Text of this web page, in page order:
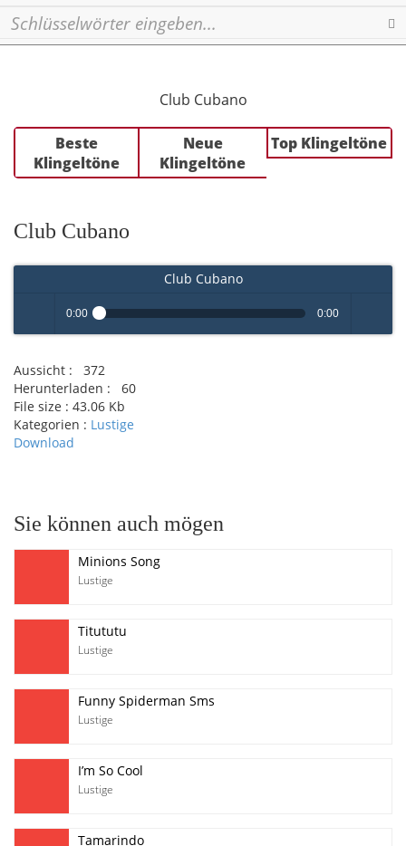
Club Cubano
Beste
Klingeltöne
Neue
Klingeltöne
Top Klingeltöne
Club Cubano
Club Cubano
Play /
0:00 0:00
Aussicht :
372
Herunterladen :
60
File size : 43.06 Kb
Kategorien : Lustige
Download
Sie können auch mögen
Minions Song
Lustige
Titututu
Lustige
Funny Spiderman Sms
Lustige
I’m So Cool
Lustige
Tamarindo